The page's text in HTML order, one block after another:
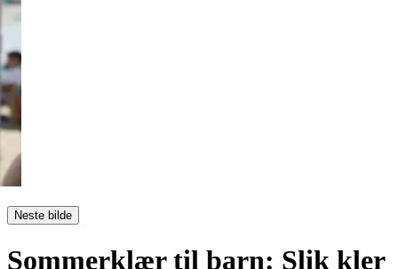
Neste bilde
Sommerklær til barn: Slik kler